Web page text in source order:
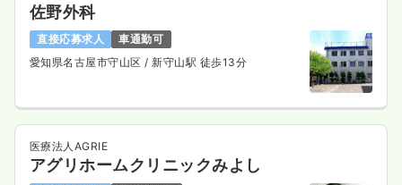
佐野外科
直接応募求人
車通勤可
愛知県名古屋市守山区/ 新守山駅 徒歩13分
医療法人AGRIE
アグリホームクリニックみよし